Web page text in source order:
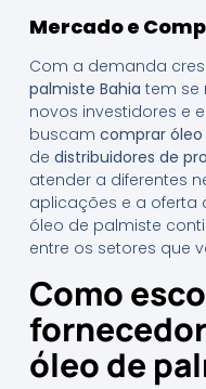
Mercado e
Com a demanda
palmiste Bahia tem se
novos investidores e
buscam comprar óleo
de distribuidores de
atender a diferentes
aplicações e a oferta
óleo de palmiste
entre os setores que
Como
óleo de